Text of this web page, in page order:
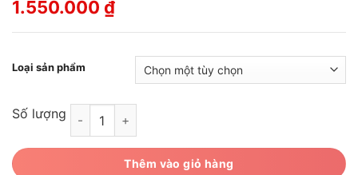
1.550.000 ₫
Loại sản phẩm
Số lượng DONKI - Tăm nước cầm tay số lượng
Thêm vào giỏ hàng